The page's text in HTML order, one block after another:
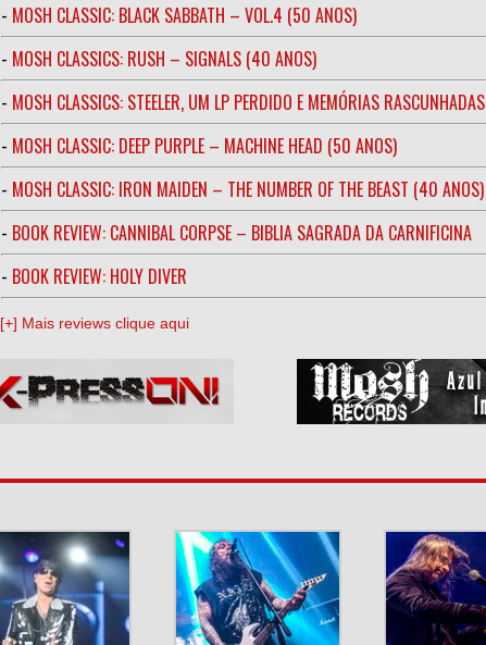
- MOSH CLASSIC: BLACK SABBATH – VOL.4 (50 ANOS)
- MOSH CLASSICS: RUSH – SIGNALS (40 ANOS)
- MOSH CLASSICS: STEELER, UM LP PERDIDO E MEMÓRIAS RASCUNHADAS
- MOSH CLASSIC: DEEP PURPLE – MACHINE HEAD (50 ANOS)
- MOSH CLASSIC: IRON MAIDEN – THE NUMBER OF THE BEAST (40 ANOS)
- BOOK REVIEW: CANNIBAL CORPSE – BIBLIA SAGRADA DA CARNIFICINA
- BOOK REVIEW: HOLY DIVER
[+] Mais reviews clique aqui